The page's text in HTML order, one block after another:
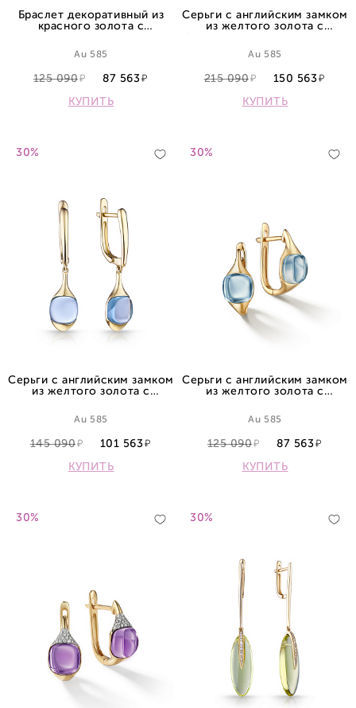
Браслет декоративный из
красного золота с
Au 585
125 090
87 563
КУПИТЬ
Серьги с английским замком
из желтого золота с
Au 585
215 090
150 563
КУПИТЬ
30%
Серьги с английским замком
из желтого золота с
Au 585
145 090
101 563
КУПИТЬ
30%
Серьги с английским замком
из желтого золота с
Au 585
125 090
87 563
КУПИТЬ
30% 30%